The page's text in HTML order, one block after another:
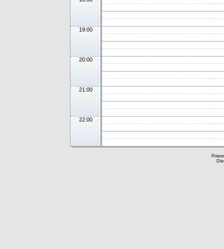
19:00
20:00
21:00
22:00